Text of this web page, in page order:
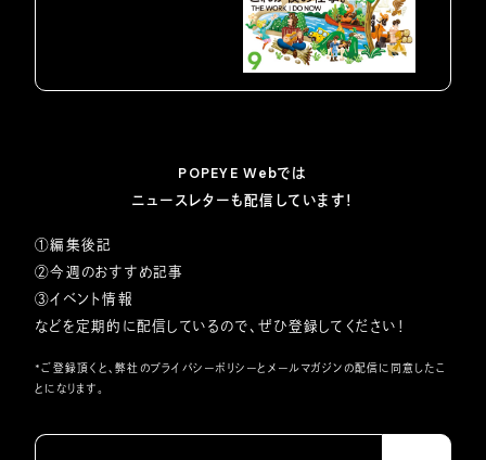
POPEYE Webでは
ニュースレターも配信しています！
①編集後記
②今週のおすすめ記事
③イベント情報
などを定期的に配信しているので、ぜひ登録してください！
*ご登録頂くと、弊社のプライバシーポリシーとメールマガジンの配信に同意したこ
とになります。